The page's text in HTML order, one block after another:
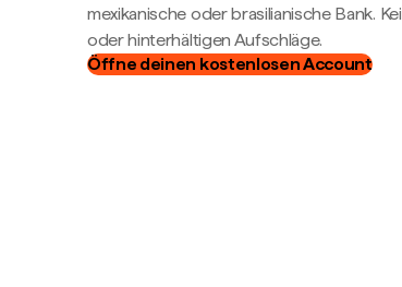
mexikanische oder brasilianische Bank.
oder hinterhältigen Aufschläge.
Öffne deinen kostenlosen Account